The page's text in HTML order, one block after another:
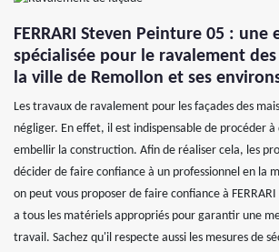
FERRARI Steven Peinture 05 : une
spécialisée pour le ravalement
la ville de Remollon et ses
Les travaux de ravalement pour les façades des
négliger. En effet, il est indispensable de procéder
embellir la construction. Afin de réaliser cela, les
décider de faire confiance à un professionnel en la
on peut vous proposer de faire confiance à
a tous les matériels appropriés pour garantir une
travail. Sachez qu'il respecte aussi les mesures de